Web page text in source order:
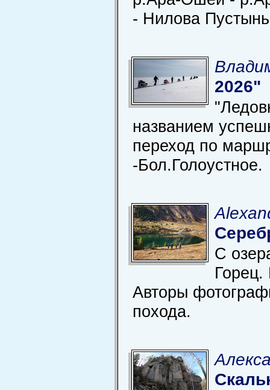
- Нилова
2026"
названием
переход по
-Бол.Голоустное.
С
Авторы
похода.